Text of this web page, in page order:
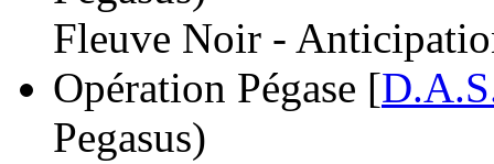
Fleuve Noir -
Opération Pégase [
Pegasus)